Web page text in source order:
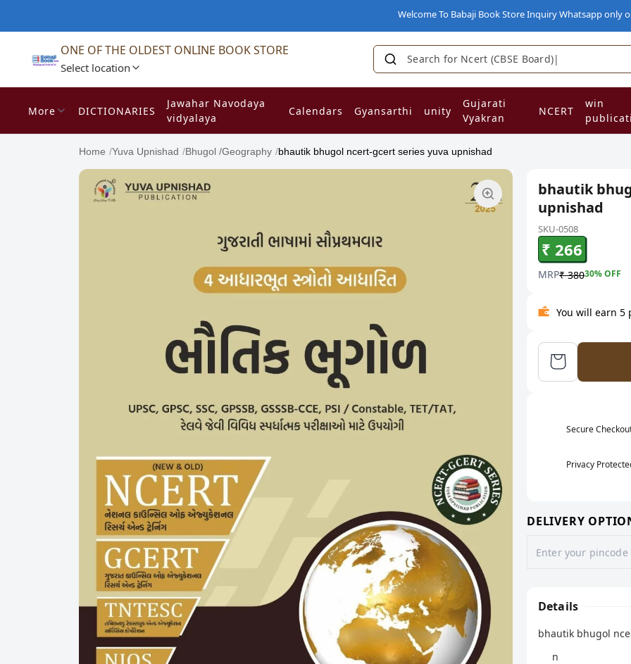
Welcome To Babaji Book Store Inquiry Whatsapp only on
ONE OF THE OLDEST ONLINE BOOK STORE
Select location
Search for Ncert (CBSE Board)
More DICTIONARIES
Jawahar Navodaya
vidyalaya
Calendars Gyansarthi unity
Gujarati
Vyakran
NCERT
win
Home /Yuva Upnishad /Bhugol /Geography /bhautik bhugol ncert-gcert series yuva upnishad
bhautik
upnishad
SKU-0508
₹ 266
MRP₹ 38030% OFF
You will earn
Secure
Privacy
DELIVERY
Details
bhautik bhugol
n